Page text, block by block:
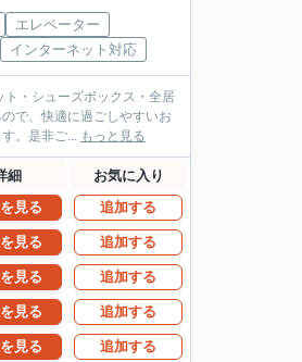
エレベーター
インターネット対応
・シューズボックス・全居
で、快適に過ごしやすいお
。是非ご... もっと見る
細 お気に入り
見る 追加する
見る 追加する
見る 追加する
見る 追加する
見る 追加する